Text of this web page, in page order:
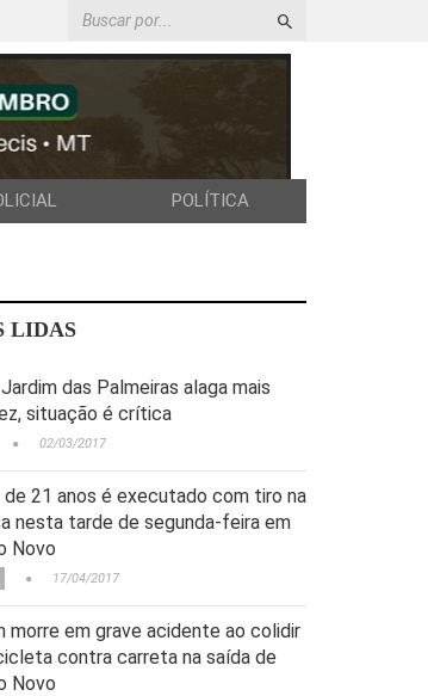
POLÍTICA
LIDAS
das Palmeiras alaga mais
situação é crítica
02/03/2017
de 21 anos é executado com tiro na
nesta tarde de segunda-feira em
Novo
17/04/2017
morre em grave acidente ao colidir
contra carreta na saída de
Novo